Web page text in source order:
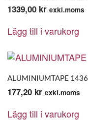
1339,00 kr exkl.moms
Lägg till i varukorg
ALUMINIUMTAPE 1436
177,20 kr exkl.moms
Lägg till i varukorg